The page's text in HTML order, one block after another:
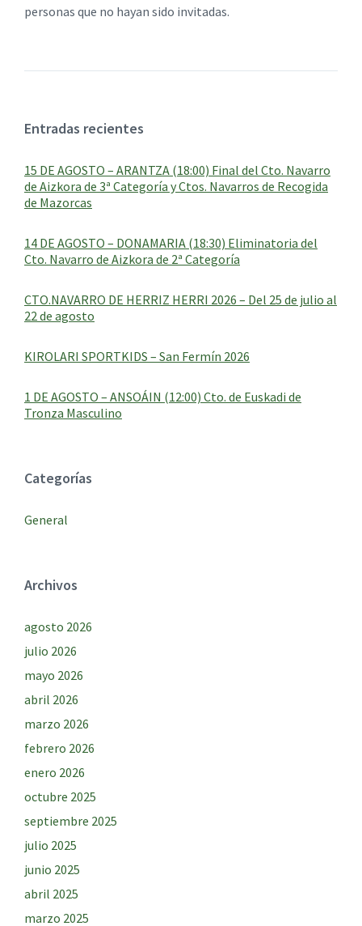
personas que no hayan sido invitadas.
Entradas recientes
15 DE AGOSTO – ARANTZA (18:00) Final del Cto. Navarro
de Aizkora de 3ª Categoría y Ctos. Navarros de Recogida
de Mazorcas
14 DE AGOSTO – DONAMARIA (18:30) Eliminatoria del
Cto. Navarro de Aizkora de 2ª Categoría
CTO.NAVARRO DE HERRIZ HERRI 2026 – Del 25 de julio al
22 de agosto
KIROLARI SPORTKIDS – San Fermín 2026
1 DE AGOSTO – ANSOÁIN (12:00) Cto. de Euskadi de
Tronza Masculino
Categorías
General
Archivos
agosto 2026
julio 2026
mayo 2026
abril 2026
marzo 2026
febrero 2026
enero 2026
octubre 2025
septiembre 2025
julio 2025
junio 2025
abril 2025
marzo 2025